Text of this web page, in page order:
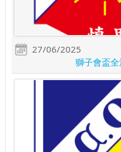
27/06/2025
獅子會盃